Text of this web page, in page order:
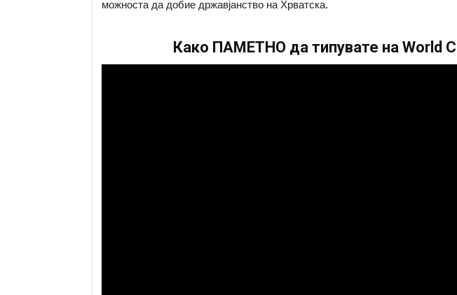
можноста да добие државјанство на Хрватска.
Како ПАМЕТНО да типувате на World